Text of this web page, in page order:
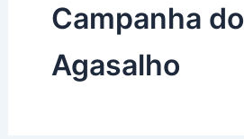
Campanha do
Agasalho